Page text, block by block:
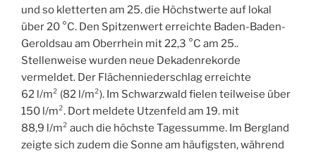
und so kletterten am 25. die Höchstwerte auf lokal
über 20 °C. Den Spitzenwert erreichte Baden-Baden-
Geroldsau am Oberrhein mit 22,3 °C am 25..
Stellenweise wurden neue Dekadenrekorde
vermeldet. Der Flächenniederschlag erreichte
62 l/m² (82 l/m²). Im Schwarzwald fielen teilweise über
150 l/m². Dort meldete Utzenfeld am 19. mit
88,9 l/m² auch die höchste Tagessumme. Im Bergland
zeigte sich zudem die Sonne am häufigsten, während